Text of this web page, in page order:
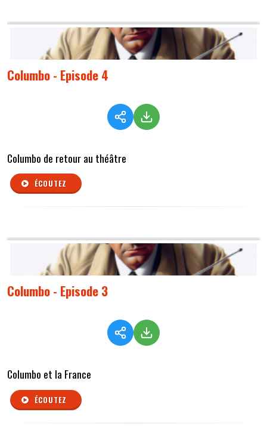
Columbo - Episode 4
Columbo de retour au théâtre
ÉCOUTEZ
Columbo - Episode 3
Columbo et la France
ÉCOUTEZ